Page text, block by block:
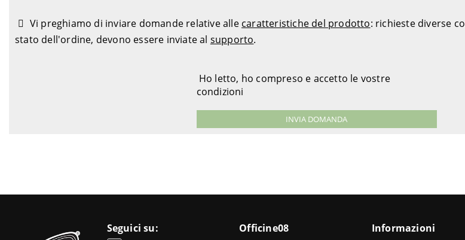
Vi preghiamo di inviare domande relative alle caratteristiche del prodotto: richieste diverse
stato dell'ordine, devono essere inviate al supporto.
Ho letto, ho compreso e accetto le vostre
condizioni
Seguici su: Officine08 Informazioni